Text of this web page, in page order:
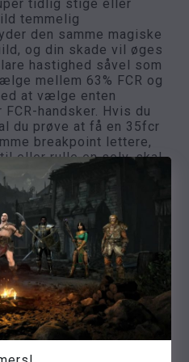
tidlig stige eller
temmelig
den samme magiske
og din skade vil øges
hastighed såvel som
mellem 63% FCR og
at vælge enten
handsker. Hvis du
du prøve at få en 35fcr
breakpoint lettere,
eller rulle en selv, skal
ring til en 10fcr.
hvis du går efter 63%
fund vil være omkring
nok til at drive
denne build selv
2 på stige. For
tilføje mere MF og skifte
eller tilføje Call to
hjælpe dig med at dyrke